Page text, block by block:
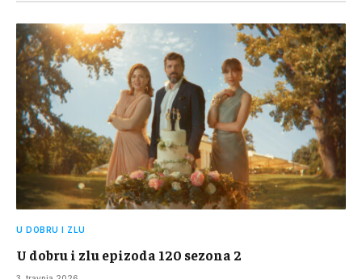
U DOBRU I ZLU
U dobru i zlu epizoda 120 sezona 2